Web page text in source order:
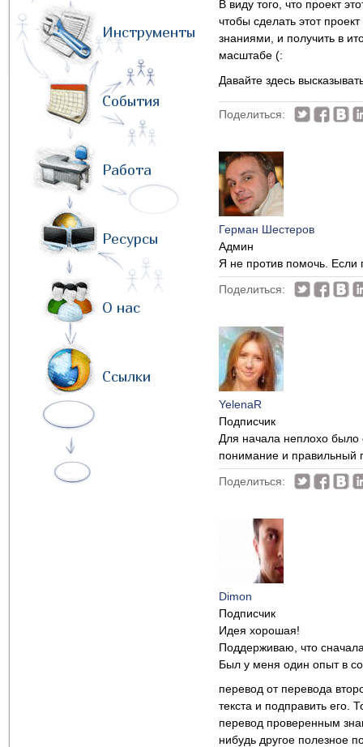
Инструменты
События
Работа
Ресурсы
О нас
Ссылки
В виду того, что проект
чтобы сделать этот
знаниями, и получить в
масштабе (:
Давайте здесь
Поделиться:
Герман Шестеров
Админ
Я не против помочь. Если
Поделиться:
YelenaR
Подписчик
Для начала неплохо было
понимание и правильный
Поделиться:
Dimon
Подписчик
Идея хорошая!
Поддерживаю, что
Был у меня один опыт в
перевод от перевода
текста и подправить его.
перевод проверенным
нибудь другое полезное